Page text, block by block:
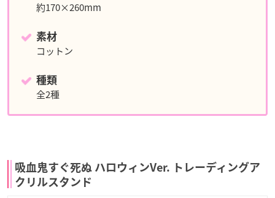
約170×260mm
素材
コットン
種類
全2種
吸血鬼すぐ死ぬ ハロウィンVer. トレーディングア
クリルスタンド